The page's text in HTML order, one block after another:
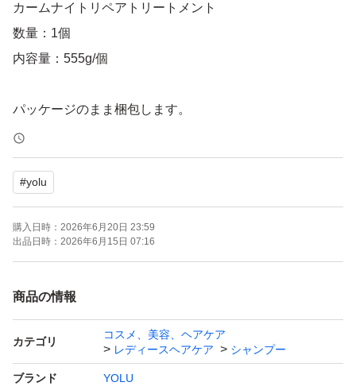
カームナイトリペアトリートメント
数量：1個
内容量：555g/個
パッケージのまま梱包します。
ゆうパケットポストでお送りします。
発送は週に1回、購入3日後以降の土曜日または日曜日を
予定しております。
ご覧頂きましてありがとうございました。
#yolu
購入日時： 2026年6月20日 23:59
出品日時： 2026年6月15日 07:16
商品の情報
カテゴリ
コスメ、美容、ヘアケア
レディースヘアケア
シャンプー
ブランド YOLU